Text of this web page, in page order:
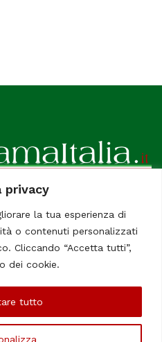
privacy
la tua esperienza di
o contenuti personalizzati
Cliccando “Accetta tutti”,
dei cookie.
tutto
online preferito.
italiani residenti all'estero.
online indipendente